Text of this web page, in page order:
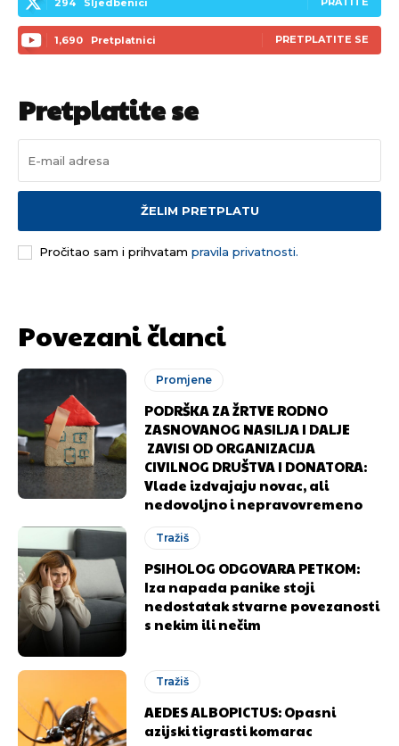
1,690 Pretplatnici PRETPLATITE SE
Pretplatite se
ŽELIM PRETPLATU
Pročitao sam i prihvatam pravila privatnosti.
Povezani članci
Promjene
PODRŠKA ZA ŽRTVE RODNO
ZASNOVANOG NASILJA I DALJE
ZAVISI OD ORGANIZACIJA
CIVILNOG DRUŠTVA I DONATORA:
Vlade izdvajaju novac, ali
nedovoljno i nepravovremeno
Tražiš
PSIHOLOG ODGOVARA PETKOM:
Iza napada panike stoji
nedostatak stvarne povezanosti
s nekim ili nečim
Tražiš
AEDES ALBOPICTUS: Opasni
azijski tigrasti komarac